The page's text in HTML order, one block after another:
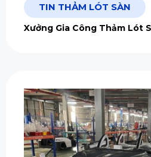
TIN THẢM LÓT SÀN
Xưởng Gia Công Thảm Lót